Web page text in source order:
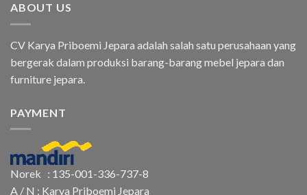
ABOUT US
CV Karya Priboemi Jepara adalah salah satu perusahaan yang
bergerak dalam produksi barang-barang mebel jepara dan
furniture jepara.
PAYMENT
Norek : 135-001-336-737-8
A / N : Karya Priboemi Jepara